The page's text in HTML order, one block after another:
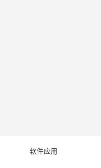
软件应用